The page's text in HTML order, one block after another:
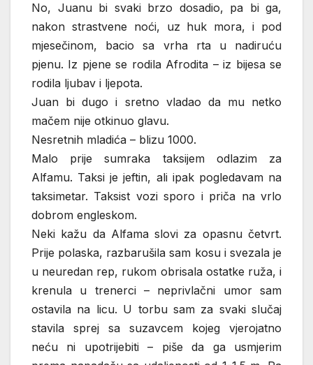
No, Juanu bi svaki brzo dosadio, pa bi ga,
nakon strastvene noći, uz huk mora, i pod
mjesečinom, bacio sa vrha rta u nadiruću
pjenu. Iz pjene se rodila Afrodita – iz bijesa se
rodila ljubav i ljepota.
Juan bi dugo i sretno vladao da mu netko
mačem nije otkinuo glavu.
Nesretnih mladića – blizu 1000.
Malo prije sumraka taksijem odlazim za
Alfamu. Taksi je jeftin, ali ipak pogledavam na
taksimetar. Taksist vozi sporo i priča na vrlo
dobrom engleskom.
Neki kažu da Alfama slovi za opasnu četvrt.
Prije polaska, razbarušila sam kosu i svezala je
u neuredan rep, rukom obrisala ostatke ruža, i
krenula u trenerci – neprivlačni umor sam
ostavila na licu. U torbu sam za svaki slučaj
stavila sprej sa suzavcem kojeg vjerojatno
neću ni upotrijebiti – piše da ga usmjerim